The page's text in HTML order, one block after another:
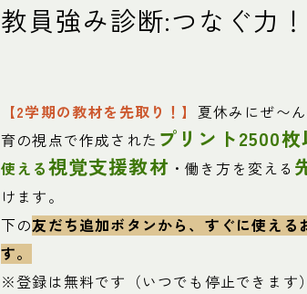
教員強み診断:つなぐ力
【2学期の教材を先取り！】 夏休みにぜ〜
育の視点で作成された プリント2500枚
使える視覚支援教材 ・働き方を変える
けます。
下の友だち追加ボタンから、すぐに使え
す。
※登録は無料です（いつでも停止できます）